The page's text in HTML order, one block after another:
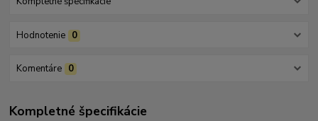
Hodnotenie 0
Komentáre 0
Kompletné špecifikácie